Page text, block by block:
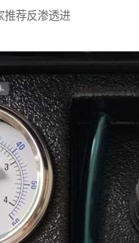
推荐反渗透进